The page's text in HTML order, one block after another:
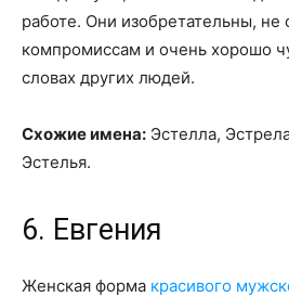
работе. Они изобретательны, не
компромиссам и очень хорошо
словах других людей.
Схожие имена: Эстелла,
Эстелья.
6. Евгения
Женская форма красивого